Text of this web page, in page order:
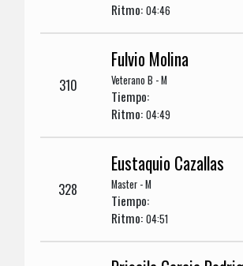
Ritmo:04:46
310
Fulvio Molina
Veterano B - M
Tiempo:
Ritmo:04:49
328
Eustaquio Cazallas
Master - M
Tiempo:
Ritmo:04:51